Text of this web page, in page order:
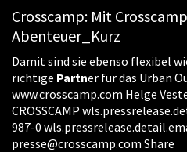
Crosscamp: Mit
Abenteuer_Kurz
Damit sind sie ebenso flexibel
richtige Partner für das Urban
www.crosscamp.com Helge
CROSSCAMP
987-0
presse@crosscamp.com Share